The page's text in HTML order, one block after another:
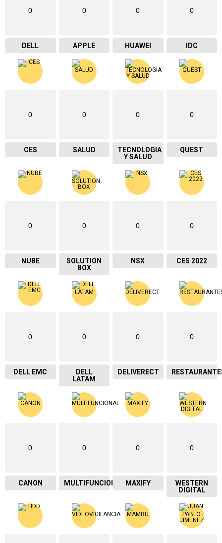
0
DELL
0
APPLE
0
HUAWEI
0
IDC
0
CES
0
SALUD
0
TECNOLOGIA
Y SALUD
0
QUEST
0
NUBE
0
SOLUTION
BOX
0
NSX
0
CES 2022
0
DELL EMC
0
DELL
LATAM
0
DELIVERECT
0
0
CANON
0
MULTIFUNCIONAL
0
MAXIFY
0
WESTERN
DIGITAL